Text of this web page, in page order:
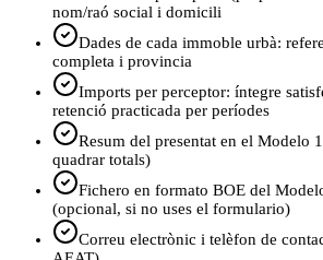
nom/raó social i domicili
Dades de cada immoble urbà:
completa i provincia
Imports per perceptor: íntegre
retenció practicada per períodes
Resum del presentat en el Modelo
quadrar totals)
Fichero en formato BOE del
(opcional, si no uses el formulario)
Correu electrònic i telèfon de